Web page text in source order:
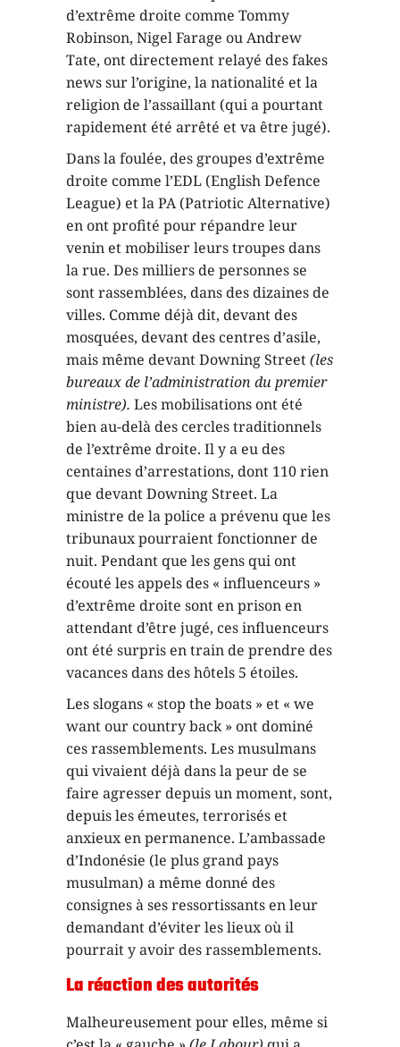
d’extrême droite comme Tommy
Robinson, Nigel Farage ou Andrew
Tate, ont directement relayé des fakes
news sur l’origine, la nationalité et la
religion de l’assaillant (qui a pourtant
rapidement été arrêté et va être jugé).
Dans la foulée, des groupes d’extrême
droite comme l’EDL (English Defence
League) et la PA (Patriotic Alternative)
en ont profité pour répandre leur
venin et mobiliser leurs troupes dans
la rue. Des milliers de personnes se
sont rassemblées, dans des dizaines de
villes. Comme déjà dit, devant des
mosquées, devant des centres d’asile,
mais même devant Downing Street(les
bureaux de l’administration du premier
ministre). Les mobilisations ont été
bien au-delà des cercles traditionnels
de l’extrême droite. Il y a eu des
centaines d’arrestations, dont 110 rien
que devant Downing Street. La
ministre de la police a prévenu que les
tribunaux pourraient fonctionner de
nuit. Pendant que les gens qui ont
écouté les appels des « influenceurs »
d’extrême droite sont en prison en
attendant d’être jugé, ces influenceurs
ont été surpris en train de prendre des
vacances dans des hôtels 5 étoiles.
Les slogans « stop the boats » et « we
want our country back » ont dominé
ces rassemblements. Les musulmans
qui vivaient déjà dans la peur de se
faire agresser depuis un moment, sont,
depuis les émeutes, terrorisés et
anxieux en permanence. L’ambassade
d’Indonésie (le plus grand pays
musulman) a même donné des
consignes à ses ressortissants en leur
demandant d’éviter les lieux où il
pourrait y avoir des rassemblements.
La réaction des autorités
Malheureusement pour elles, même si